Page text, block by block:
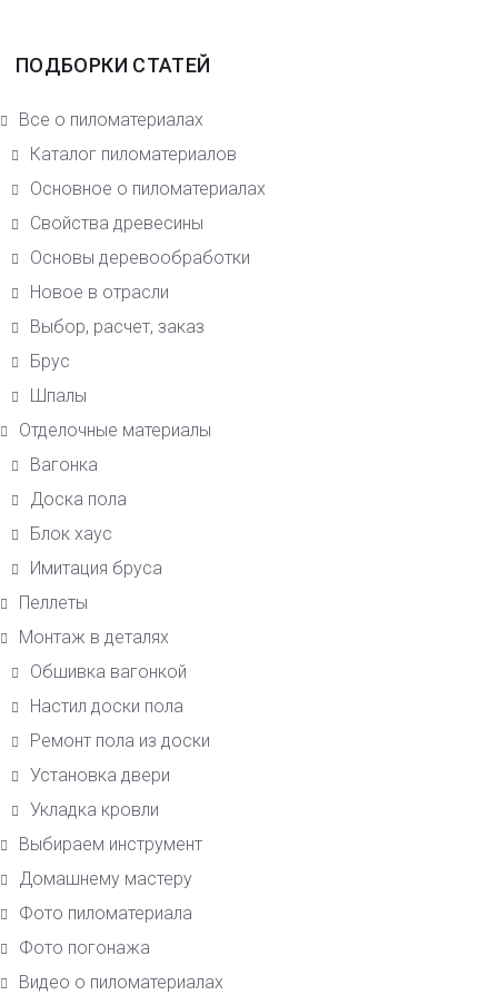
ПОДБОРКИ СТАТЕЙ
Все о пиломатериалах
Каталог пиломатериалов
Основное о пиломатериалах
Свойства древесины
Основы деревообработки
Новое в отрасли
Выбор, расчет, заказ
Брус
Шпалы
Отделочные материалы
Вагонка
Доска пола
Блок хаус
Имитация бруса
Пеллеты
Монтаж в деталях
Обшивка вагонкой
Настил доски пола
Ремонт пола из доски
Установка двери
Укладка кровли
Выбираем инструмент
Домашнему мастеру
Фото пиломатериала
Фото погонажа
Видео о пиломатериалах